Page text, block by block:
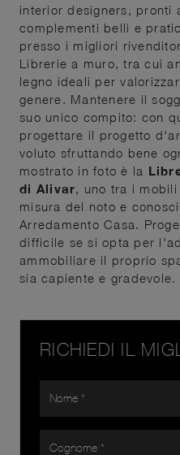
interior designers, pronti
complementi belli e
presso i migliori
Librerie a muro, tra cui
legno ideali per
genere. Mantenere il
suo unico compito: con
progettare il progetto
voluto sfruttando bene
mostrato in foto è la
di Alivar, uno tra i mobili
misura del noto e
Arredamento Casa.
difficile se si opta per
ammobiliare il proprio
sia capiente e gradevole.
RICHIEDI IL